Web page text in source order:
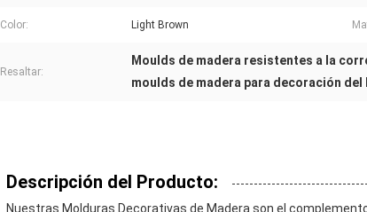
Color: Light Brown
Resaltar:
Moulds de madera resistentes a la
moulds de madera para decoración del
Descripción del Producto:
Nuestras Molduras Decorativas de Madera son el